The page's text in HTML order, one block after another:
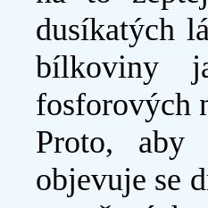
dusíkatých
bílkoviny
fosforových
Proto, aby
objevuje se